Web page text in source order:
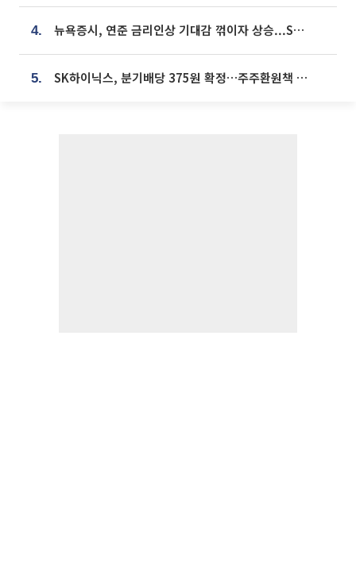
4. 뉴욕증시, 연준 금리인상 기대감 꺾이자 상승...S&P500 사상 최고치 [종합]
5. SK하이닉스, 분기배당 375원 확정…주주환원책 9월로 앞당겨 발표